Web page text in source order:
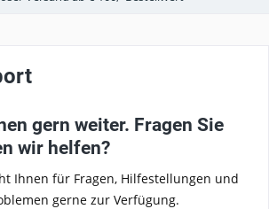
gern weiter. Fragen Sie
wir helfen?
Ihnen für Fragen, Hilfestellungen und
gerne zur Verfügung.